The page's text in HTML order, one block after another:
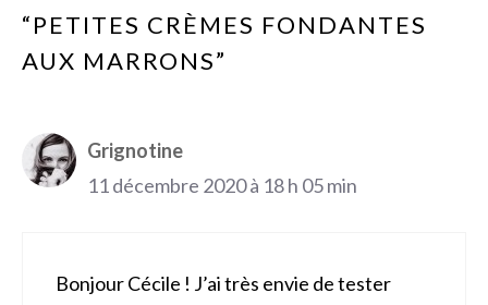
“PETITES CRÈMES FONDANTES
AUX MARRONS”
Grignotine
11 décembre 2020 à 18 h 05 min
Bonjour Cécile ! J’ai très envie de tester